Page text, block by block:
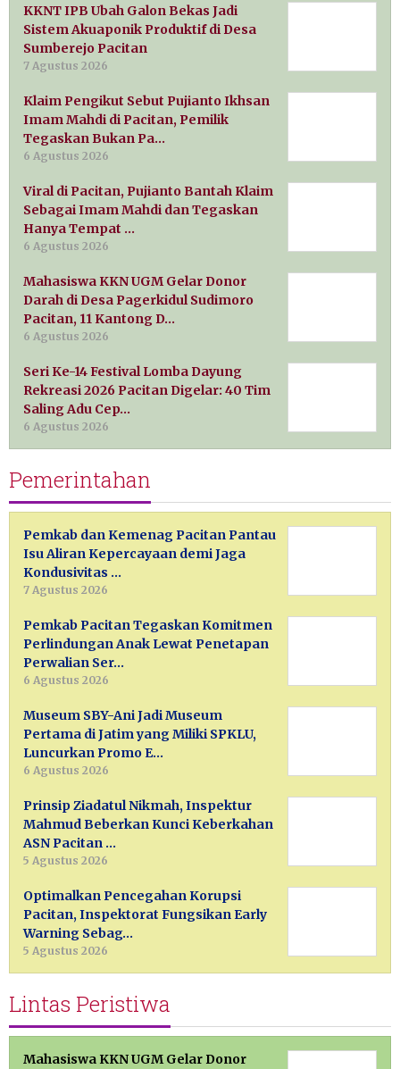
KKNT IPB Ubah Galon Bekas Jadi
Sistem Akuaponik Produktif di Desa
Sumberejo Pacitan
7 Agustus 2026
Klaim Pengikut Sebut Pujianto Ikhsan
Imam Mahdi di Pacitan, Pemilik
Tegaskan Bukan Pa…
6 Agustus 2026
Viral di Pacitan, Pujianto Bantah Klaim
Sebagai Imam Mahdi dan Tegaskan
Hanya Tempat …
6 Agustus 2026
Mahasiswa KKN UGM Gelar Donor
Darah di Desa Pagerkidul Sudimoro
Pacitan, 11 Kantong D…
6 Agustus 2026
Seri Ke-14 Festival Lomba Dayung
Rekreasi 2026 Pacitan Digelar: 40 Tim
Saling Adu Cep…
6 Agustus 2026
Pemerintahan
Pemkab dan Kemenag Pacitan Pantau
Isu Aliran Kepercayaan demi Jaga
Kondusivitas …
7 Agustus 2026
Pemkab Pacitan Tegaskan Komitmen
Perlindungan Anak Lewat Penetapan
Perwalian Ser…
6 Agustus 2026
Museum SBY-Ani Jadi Museum
Pertama di Jatim yang Miliki SPKLU,
Luncurkan Promo E…
6 Agustus 2026
Prinsip Ziadatul Nikmah, Inspektur
Mahmud Beberkan Kunci Keberkahan
ASN Pacitan …
5 Agustus 2026
Optimalkan Pencegahan Korupsi
Pacitan, Inspektorat Fungsikan Early
Warning Sebag…
5 Agustus 2026
Lintas Peristiwa
Mahasiswa KKN UGM Gelar Donor